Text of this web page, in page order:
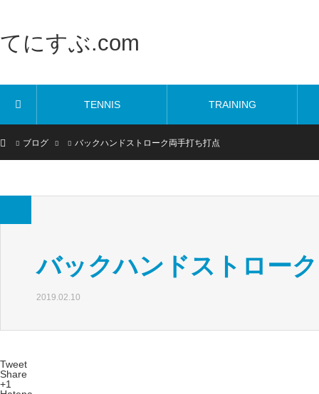
てにすぶ.com
TENNIS TRAINING
ホームブログ バックハンドストローク両手打ち打点
バックハンドストロー
2019.02.10
Tweet
Share
+1